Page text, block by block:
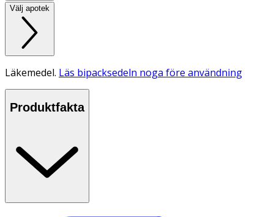
Välj apotek
Läkemedel. Läs bipacksedeln noga före användning
Produktfakta